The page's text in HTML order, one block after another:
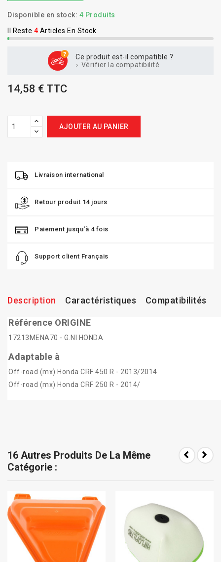
Disponible en stock: 4 Produits
Il Reste 4 Articles En Stock
Ce produit est-il compatible ?
Vérifier la compatibilité
14,58 € TTC
AJOUTER AU PANIER
Livraison international
Retour produit 14 jours
Paiement jusqu'à 4 fois
Support client Français
Description Caractéristiques Compatibilités
Référence ORIGINE
17213MENA70 - G.NI HONDA
Adaptable à
Off-road (mx) Honda CRF 450 R - 2013/2014
Off-road (mx) Honda CRF 250 R - 2014/
16 Autres Produits De La Même
Catégorie :